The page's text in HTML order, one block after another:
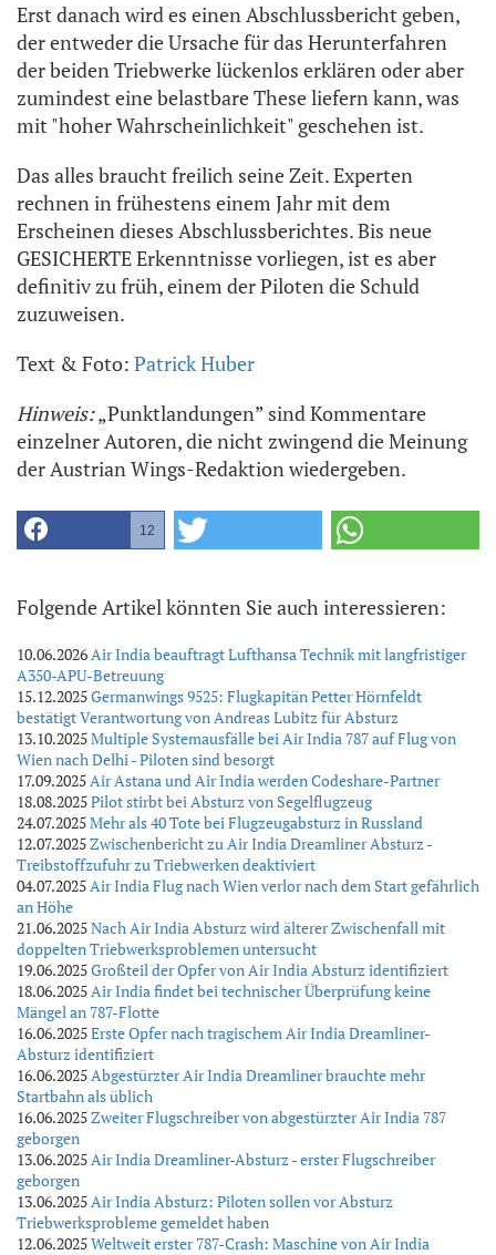
Erst danach wird es einen Abschlussbericht geben,
der entweder die Ursache für das Herunterfahren
der beiden Triebwerke lückenlos erklären oder aber
zumindest eine belastbare These liefern kann, was
mit "hoher Wahrscheinlichkeit" geschehen ist.
Das alles braucht freilich seine Zeit. Experten
rechnen in frühestens einem Jahr mit dem
Erscheinen dieses Abschlussberichtes. Bis neue
GESICHERTE Erkenntnisse vorliegen, ist es aber
definitiv zu früh, einem der Piloten die Schuld
zuzuweisen.
Text & Foto: Patrick Huber
Hinweis:„Punktlandungen” sind Kommentare
einzelner Autoren, die nicht zwingend die Meinung
der Austrian Wings-Redaktion wiedergeben.
12
Folgende Artikel könnten Sie auch interessieren:
10.06.2026Air India beauftragt Lufthansa Technik mit langfristiger
A350-APU-Betreuung
15.12.2025Germanwings 9525: Flugkapitän Petter Hörnfeldt
bestätigt Verantwortung von Andreas Lubitz für Absturz
13.10.2025Multiple Systemausfälle bei Air India 787 auf Flug von
Wien nach Delhi - Piloten sind besorgt
17.09.2025Air Astana und Air India werden Codeshare-Partner
18.08.2025Pilot stirbt bei Absturz von Segelflugzeug
24.07.2025Mehr als 40 Tote bei Flugzeugabsturz in Russland
12.07.2025Zwischenbericht zu Air India Dreamliner Absturz -
Treibstoffzufuhr zu Triebwerken deaktiviert
04.07.2025Air India Flug nach Wien verlor nach dem Start gefährlich
an Höhe
21.06.2025Nach Air India Absturz wird älterer Zwischenfall mit
doppelten Triebwerksproblemen untersucht
19.06.2025Großteil der Opfer von Air India Absturz identifiziert
18.06.2025Air India findet bei technischer Überprüfung keine
Mängel an 787-Flotte
16.06.2025Erste Opfer nach tragischem Air India Dreamliner-
Absturz identifiziert
16.06.2025Abgestürzter Air India Dreamliner brauchte mehr
Startbahn als üblich
16.06.2025Zweiter Flugschreiber von abgestürzter Air India 787
geborgen
13.06.2025Air India Dreamliner-Absturz - erster Flugschreiber
geborgen
13.06.2025Air India Absturz: Piloten sollen vor Absturz
Triebwerksprobleme gemeldet haben
12.06.2025Weltweit erster 787-Crash: Maschine von Air India